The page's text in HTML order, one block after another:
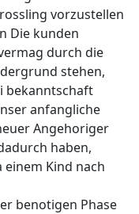
vorzustellen
Die kunden
durch die
stehen,
bekanntschaft
anfangliche
Angehoriger
haben,
einem Kind nach
benotigen Phase